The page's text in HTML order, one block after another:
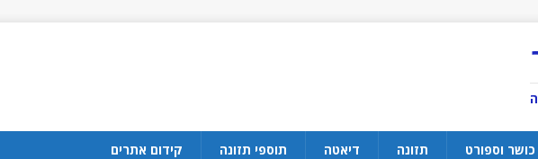
כושר וספורט תזונה דיאטה תוספי תזונה קידום אתרים